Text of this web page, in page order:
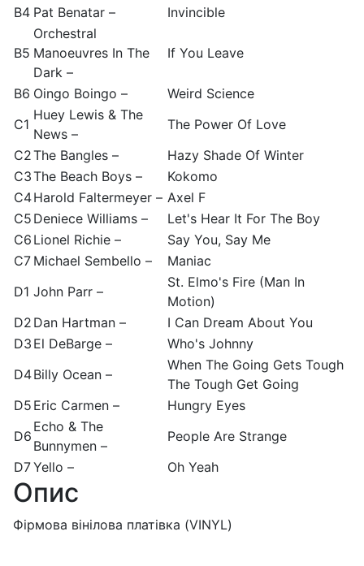
B4 Pat Benatar – Invincible
B5
Orchestral
Manoeuvres In The
Dark –
If You Leave
B6 Oingo Boingo –
Weird Science
C1
Huey Lewis & The
News –
The Power Of Love
C2The Bangles –
Hazy Shade Of Winter
C3The Beach Boys –
Kokomo
C4Harold Faltermeyer – Axel F
C5 Deniece Williams –
Let's Hear It For The Boy
C6 Lionel Richie –
Say You, Say Me
C7 Michael Sembello –
Maniac
D1 John Parr –
St. Elmo's Fire (Man In
Motion)
D2 Dan Hartman –
I Can Dream About You
D3 El DeBarge –
Who's Johnny
D4Billy Ocean –
When The Going Gets Tough
The Tough Get Going
D5 Eric Carmen –
Hungry Eyes
D6
Echo & The
Bunnymen –
People Are Strange
D7Yello – Oh Yeah
Опис
Фірмова вінілова платівка (VINYL)